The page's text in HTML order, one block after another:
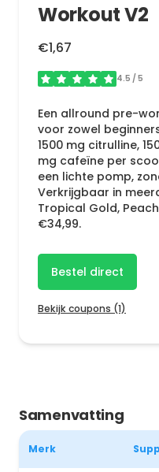
Workout V2
€1,67
4.5 / 5
Een allround pre-
voor zowel
1500 mg citrulline,
mg cafeïne per
een lichte pomp,
Verkrijgbaar in
Tropical Gold,
€34,99.
Bestel direct
Bekijk coupons (1)
Samenvatting
Merk